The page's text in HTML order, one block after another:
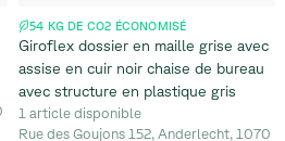
54 KG DE CO2 ÉCONOMISÉ
Giroflex dossier en maille grise avec
assise en cuir noir chaise de bureau
avec structure en plastique gris
1 article disponible
Rue des Goujons 152, Anderlecht, 1070